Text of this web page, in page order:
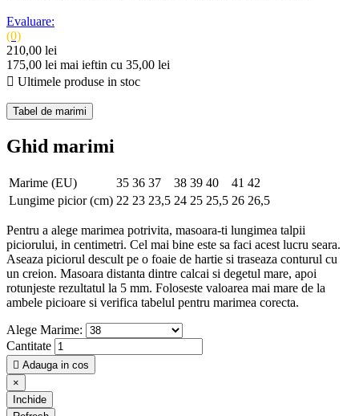
Evaluare:
(0)
210,00 lei
175,00 lei mai ieftin cu 35,00 lei
 Ultimele produse in stoc
Tabel de marimi
Ghid marimi
Marime (EU) 35 36 37 38 39 40 41 42
Lungime picior (cm) 22 23 23,5 24 25 25,5 26 26,5
Pentru a alege marimea potrivita, masoara-ti lungimea talpii
piciorului, in centimetri. Cel mai bine este sa faci acest lucru seara.
Aseaza piciorul descult pe o foaie de hartie si traseaza conturul cu
un creion. Masoara distanta dintre calcai si degetul mare, apoi
rotunjeste rezultatul la 5 mm. Foloseste valoarea mai mare de la
ambele picioare si verifica tabelul pentru marimea corecta.
Alege Marime:
Cantitate
 Adauga in cos
×
Inchide